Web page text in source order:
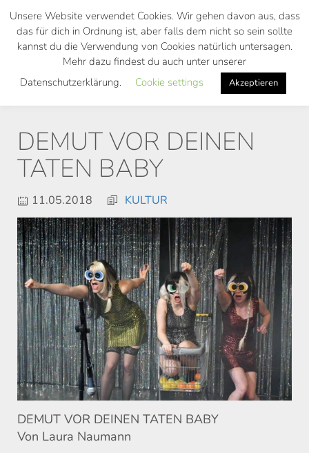
Skip
main
DEMUT VOR DEINEN
TATEN BABY
11.05.2018 KULTUR
DEMUT VOR DEINEN TATEN BABY
Von Laura Naumann
Unsere Website verwendet Cookies. Wir gehen davon aus, dass
das für dich in Ordnung ist, aber falls dem nicht so sein sollte
kannst du die Verwendung von Cookies natürlich untersagen.
Mehr dazu findest du auch unter unserer
Datenschutzerklärung.
Cookie settings Akzeptieren